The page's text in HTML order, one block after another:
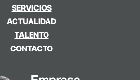
SERVICIOS
ACTUALIDAD
TALENTO
CONTACTO